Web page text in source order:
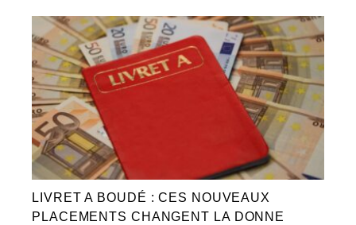
LIVRET A BOUDÉ : CES NOUVEAUX
PLACEMENTS CHANGENT LA DONNE